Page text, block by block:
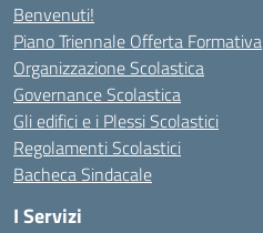
Benvenuti!
Piano Triennale Offerta Formativa
Organizzazione Scolastica
Governance Scolastica
Gli edifici e i Plessi Scolastici
Regolamenti Scolastici
Bacheca Sindacale
I Servizi